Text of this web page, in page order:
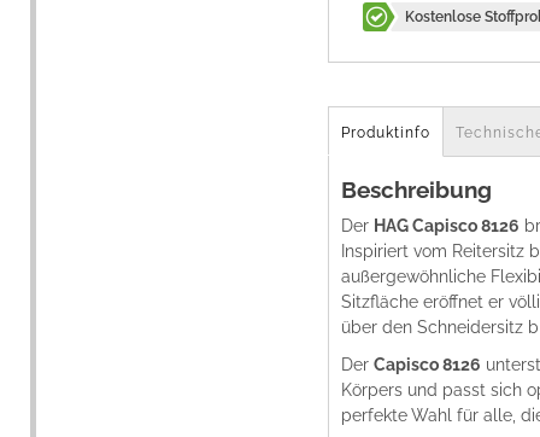
Kostenlose
Produktinfo
Beschreibung
Der HAG Capisco 8126
Inspiriert vom Reitersitz
außergewöhnliche
Sitzfläche eröffnet er
über den Schneidersitz
Der Capisco 8126
Körpers und passt sich
perfekte Wahl für alle,